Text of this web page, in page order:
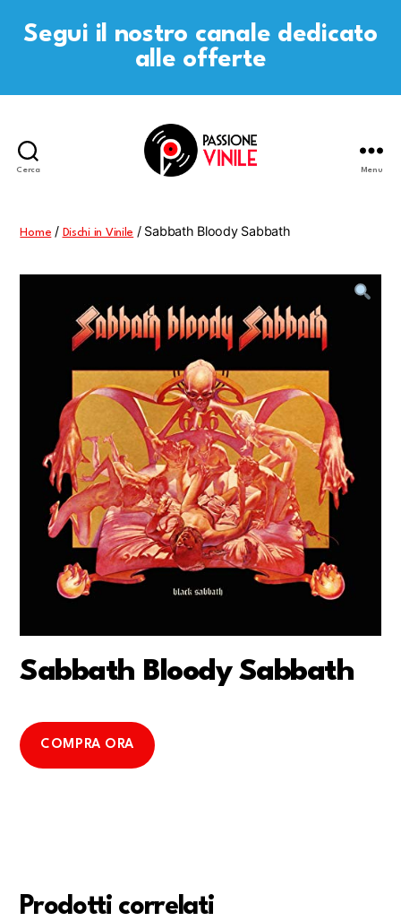
Segui il nostro canale dedicato
alle offerte
Cerca Menu
Home / Dischi in Vinile / Sabbath Bloody Sabbath
Sabbath Bloody Sabbath
COMPRA ORA
Prodotti correlati